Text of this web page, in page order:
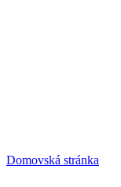
Domovská stránka